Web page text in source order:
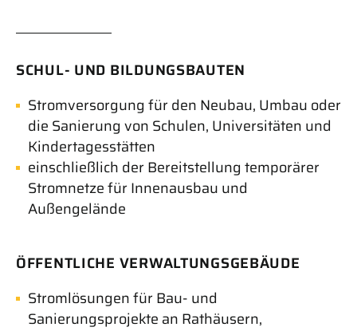
SCHUL- UND BILDUNGSBAUTEN
Stromversorgung für den Neubau, Umbau oder
die Sanierung von Schulen, Universitäten und
Kindertagesstätten
einschließlich der Bereitstellung temporärer
Stromnetze für Innenausbau und
Außengelände
ÖFFENTLICHE VERWALTUNGSGEBÄUDE
Stromlösungen für Bau- und
Sanierungsprojekte an Rathäusern,